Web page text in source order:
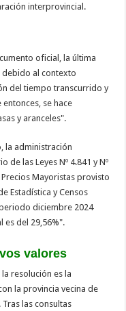
interprovincial.
oficial, la última
debido al contexto
del tiempo transcurrido y
se hace
y aranceles".
la administración
las Leyes Nº 4.841 y Nº
Mayoristas provisto
Estadística y Censos
diciembre 2024
es del 29,56%".
valores
resolución es la
la provincia vecina de
las consultas